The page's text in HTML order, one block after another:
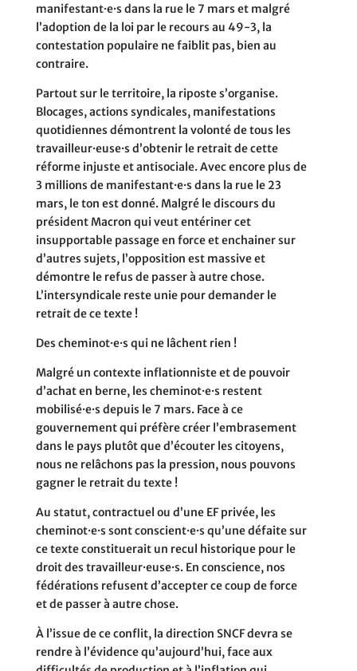
manifestant·e·s dans la rue le 7 mars et malgré
l’adoption de la loi par le recours au 49-3, la
contestation populaire ne faiblit pas, bien au
contraire.
Partout sur le territoire, la riposte s’organise.
Blocages, actions syndicales, manifestations
quotidiennes démontrent la volonté de tous les
travailleur·euse·s d’obtenir le retrait de cette
réforme injuste et antisociale. Avec encore plus de
3 millions de manifestant·e·s dans la rue le 23
mars, le ton est donné. Malgré le discours du
président Macron qui veut entériner cet
insupportable passage en force et enchainer sur
d’autres sujets, l’opposition est massive et
démontre le refus de passer à autre chose.
L’intersyndicale reste unie pour demander le
retrait de ce texte !
Des cheminot·e·s qui ne lâchent rien !
Malgré un contexte inflationniste et de pouvoir
d’achat en berne, les cheminot·e·s restent
mobilisé·e·s depuis le 7 mars. Face à ce
gouvernement qui préfère créer l’embrasement
dans le pays plutôt que d’écouter les citoyens,
nous ne relâchons pas la pression, nous pouvons
gagner le retrait du texte !
Au statut, contractuel ou d’une EF privée, les
cheminot·e·s sont conscient·e·s qu’une défaite sur
ce texte constituerait un recul historique pour le
droit des travailleur·euse·s. En conscience, nos
fédérations refusent d’accepter ce coup de force
et de passer à autre chose.
À l’issue de ce conflit, la direction SNCF devra se
rendre à l’évidence qu’aujourd’hui, face aux